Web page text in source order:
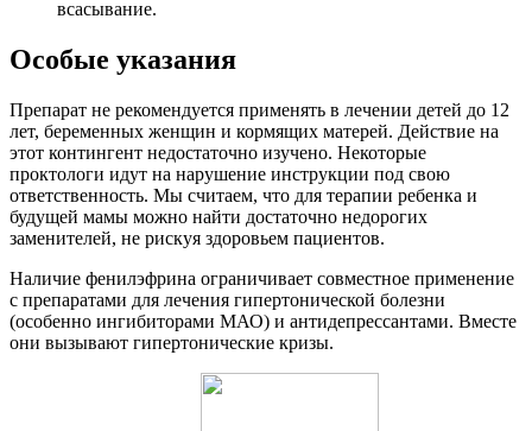
всасывание.
Особые указания
Препарат не рекомендуется применять в лечении детей до 12
лет, беременных женщин и кормящих матерей. Действие на
этот контингент недостаточно изучено. Некоторые
проктологи идут на нарушение инструкции под свою
ответственность. Мы считаем, что для терапии ребенка и
будущей мамы можно найти достаточно недорогих
заменителей, не рискуя здоровьем пациентов.
Наличие фенилэфрина ограничивает совместное применение
с препаратами для лечения гипертонической болезни
(особенно ингибиторами МАО) и антидепрессантами. Вместе
они вызывают гипертонические кризы.